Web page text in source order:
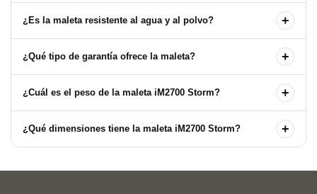
¿Es la maleta resistente al agua y al polvo? +
¿Qué tipo de garantía ofrece la maleta? +
¿Cuál es el peso de la maleta iM2700 Storm? +
¿Qué dimensiones tiene la maleta iM2700 Storm? +